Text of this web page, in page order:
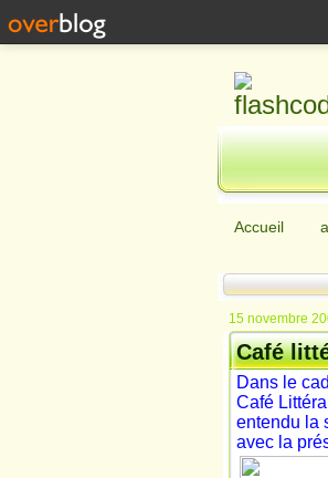
Accueil
15 novembre
Café
Dans le
Café
entendu la
avec la